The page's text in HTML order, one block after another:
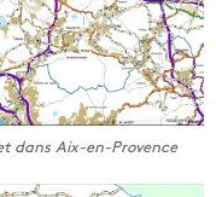
dans Aix-en-Provence